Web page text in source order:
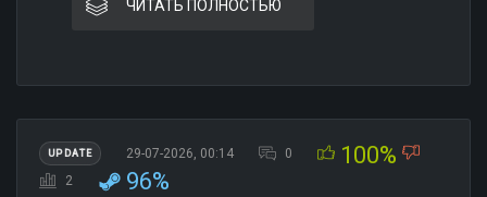
ЧИТАТЬ ПОЛНОСТЬЮ
UPDATE 29-07-2026, 00:14 0 100%
2 96%